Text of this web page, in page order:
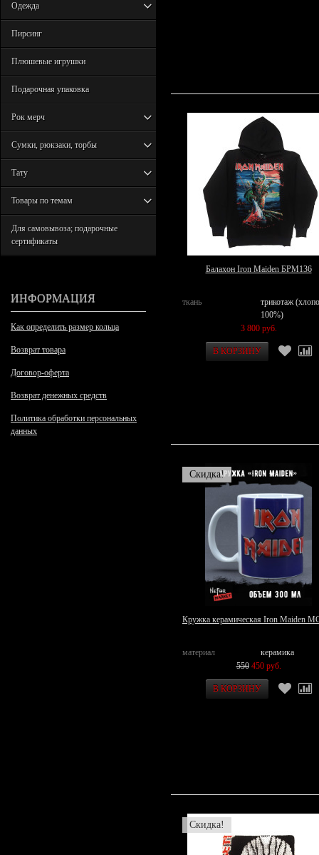
Одежда
Пирсинг
Плюшевые игрушки
Подарочная упаковка
Рок мерч
Сумки, рюкзаки, торбы
Тату
Товары по темам
Для самовывоза; подарочные
сертификаты
ИНФОРМАЦИЯ
Как определить размер кольца
Возврат товара
Договор-оферта
Возврат денежных средств
Политика обработки персональных
данных
Балахон Iron Maiden БРМ136
ткань
трикотаж
100%)
3 800 руб.
Скидка!
Кружка керамическая Iron Maiden
материал
керамика
550 450 руб.
Скидка!